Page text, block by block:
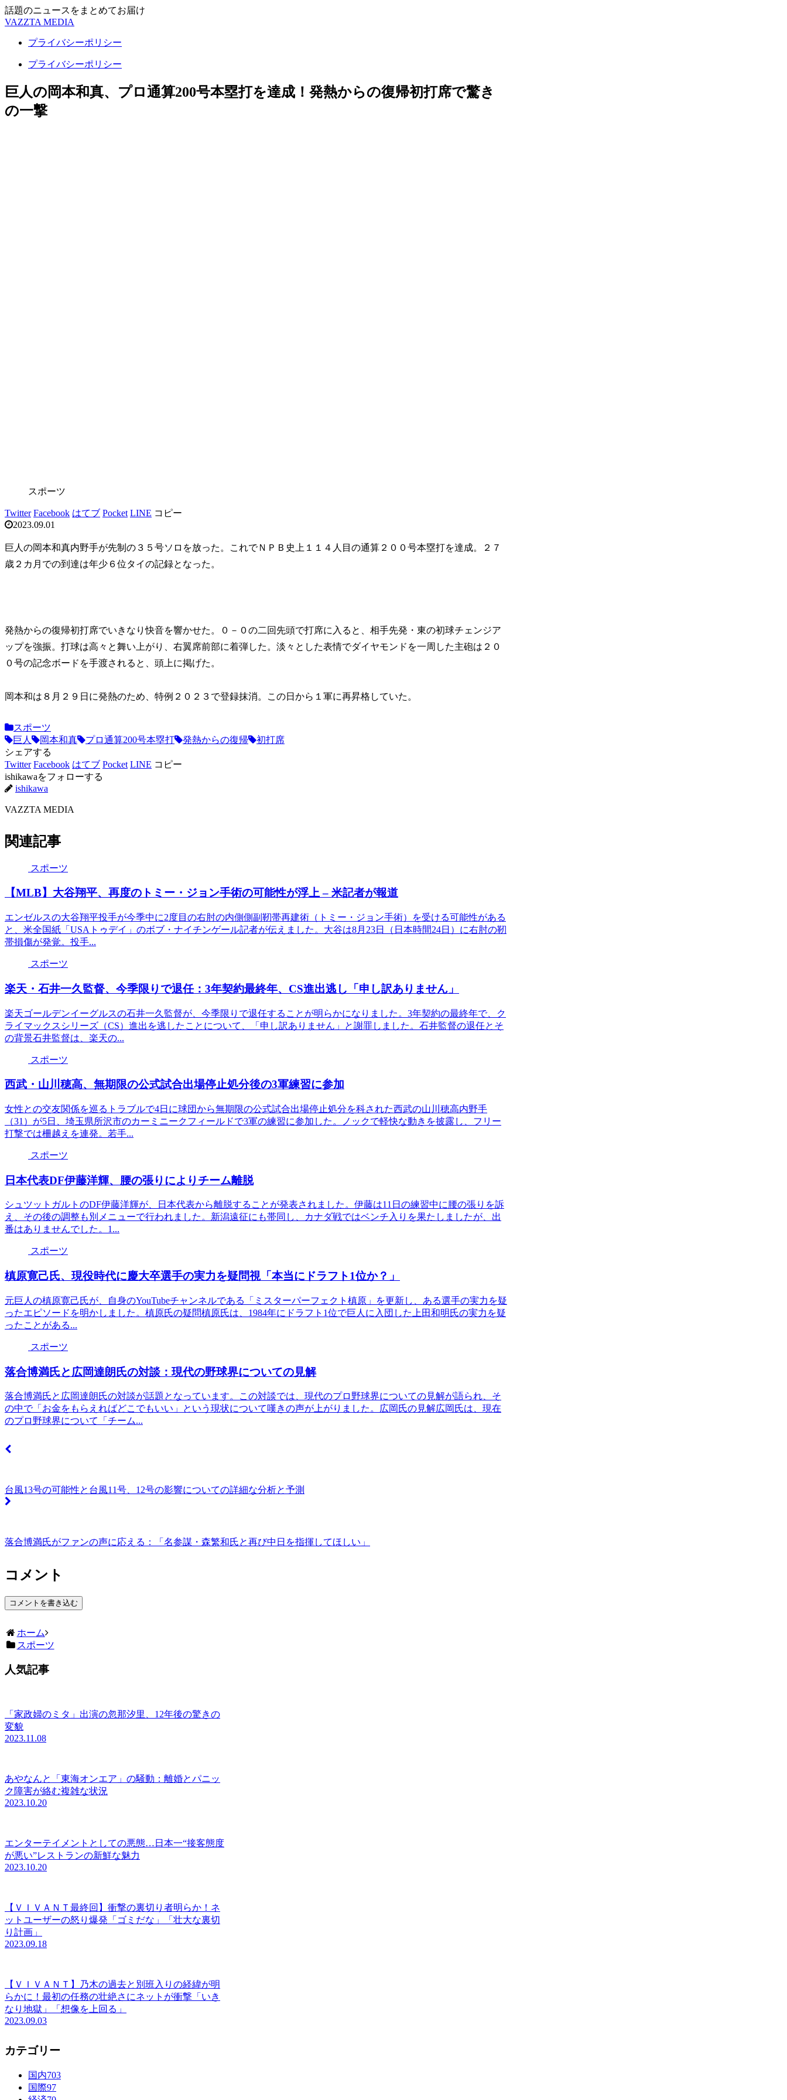
話題のニュースをまとめてお届け
VAZZTA MEDIA
プライバシーポリシー
プライバシーポリシー
巨人の岡本和真、プロ通算200号本塁打を達成！発熱からの復帰初打席で驚き
の一撃
スポーツ
Twitter Facebook はてブ Pocket LINE コピー
2023.09.01
巨人の岡本和真内野手が先制の３５号ソロを放った。これでＮＰＢ史上１１４人目の通算２００号本塁打を達成。２７
歳２カ月での到達は年少６位タイの記録となった。
発熱からの復帰初打席でいきなり快音を響かせた。０－０の二回先頭で打席に入ると、相手先発・東の初球チェンジア
ップを強振。打球は高々と舞い上がり、右翼席前部に着弾した。淡々とした表情でダイヤモンドを一周した主砲は２０
０号の記念ボードを手渡されると、頭上に掲げた。
岡本和は８月２９日に発熱のため、特例２０２３で登録抹消。この日から１軍に再昇格していた。
スポーツ
巨人
岡本和真 プロ通算200号本塁打 発熱からの復帰
初打席
シェアする
Twitter Facebook はてブ Pocket LINE コピー
ishikawaをフォローする
ishikawa
VAZZTA MEDIA
関連記事
スポーツ
【MLB】大谷翔平、再度のトミー・ジョン手術の可能性が浮上 – 米記者が報道
エンゼルスの大谷翔平投手が今季中に2度目の右肘の内側側副靭帯再建術（トミー・ジョン手術）を受ける可能性がある
と、米全国紙「USAトゥデイ」のボブ・ナイチンゲール記者が伝えました。大谷は8月23日（日本時間24日）に右肘の靭
帯損傷が発覚。投手...
スポーツ
楽天・石井一久監督、今季限りで退任：3年契約最終年、CS進出逃し「申し訳ありません」
楽天ゴールデンイーグルスの石井一久監督が、今季限りで退任することが明らかになりました。3年契約の最終年で、ク
ライマックスシリーズ（CS）進出を逃したことについて、「申し訳ありません」と謝罪しました。石井監督の退任とそ
の背景石井監督は、楽天の...
スポーツ
西武・山川穂高、無期限の公式試合出場停止処分後の3軍練習に参加
女性との交友関係を巡るトラブルで4日に球団から無期限の公式試合出場停止処分を科された西武の山川穂高内野手
（31）が5日、埼玉県所沢市のカーミニークフィールドで3軍の練習に参加した。ノックで軽快な動きを披露し、フリー
打撃では柵越えを連発。若手...
スポーツ
日本代表DF伊藤洋輝、腰の張りによりチーム離脱
シュツットガルトのDF伊藤洋輝が、日本代表から離脱することが発表されました。伊藤は11日の練習中に腰の張りを訴
え、その後の調整も別メニューで行われました。新潟遠征にも帯同し、カナダ戦ではベンチ入りを果たしましたが、出
番はありませんでした。1...
スポーツ
槙原寛己氏、現役時代に慶大卒選手の実力を疑問視「本当にドラフト1位か？」
元巨人の槙原寛己氏が、自身のYouTubeチャンネルである「ミスターパーフェクト槙原」を更新し、ある選手の実力を疑
ったエピソードを明かしました。槙原氏の疑問槙原氏は、1984年にドラフト1位で巨人に入団した上田和明氏の実力を疑
ったことがある...
スポーツ
落合博満氏と広岡達朗氏の対談：現代の野球界についての見解
落合博満氏と広岡達朗氏の対談が話題となっています。この対談では、現代のプロ野球界についての見解が語られ、そ
の中で「お金をもらえればどこでもいい」という現状について嘆きの声が上がりました。広岡氏の見解広岡氏は、現在
のプロ野球界について「チーム...
台風13号の可能性と台風11号、12号の影響についての詳細な分析と予測
落合博満氏がファンの声に応える：「名参謀・森繁和氏と再び中日を指揮してほしい」
コメント
コメントを書き込む
ホーム
スポーツ
人気記事
「家政婦のミタ」出演の忽那汐里、12年後の驚きの
変貌
2023.11.08
あやなんと「東海オンエア」の騒動：離婚とパニッ
ク障害が絡む複雑な状況
2023.10.20
エンターテイメントとしての悪態…日本一“接客態度
が悪い”レストランの新鮮な魅力
2023.10.20
【ＶＩＶＡＮＴ最終回】衝撃の裏切り者明らか！ネ
ットユーザーの怒り爆発「ゴミだな」「壮大な裏切
り計画」
2023.09.18
【ＶＩＶＡＮＴ】乃木の過去と別班入りの経緯が明
らかに！最初の任務の壮絶さにネットが衝撃「いき
なり地獄」「想像を上回る」
2023.09.03
カテゴリー
国内703
国際97